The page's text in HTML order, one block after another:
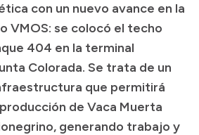
proveedores
con un nuevo avance en la
VMOS: se colocó el techo
404 en la terminal
Colorada. Se trata de un
que permitirá
de Vaca Muerta
generando trabajo y